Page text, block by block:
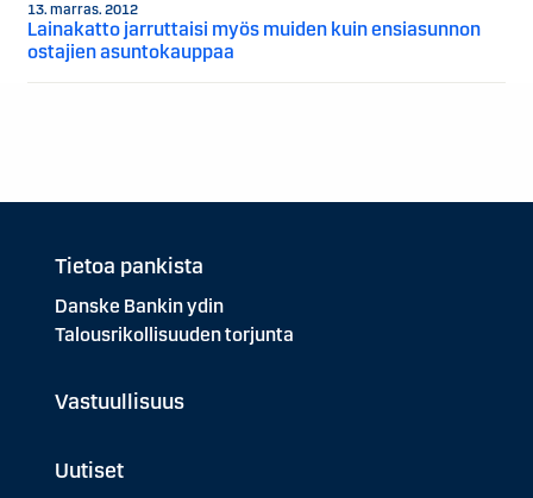
13. marras. 2012
Lainakatto jarruttaisi myös muiden kuin ensiasunnon
ostajien asuntokauppaa
Tietoa pankista
Danske Bankin ydin
Talousrikollisuuden torjunta
Vastuullisuus
Uutiset